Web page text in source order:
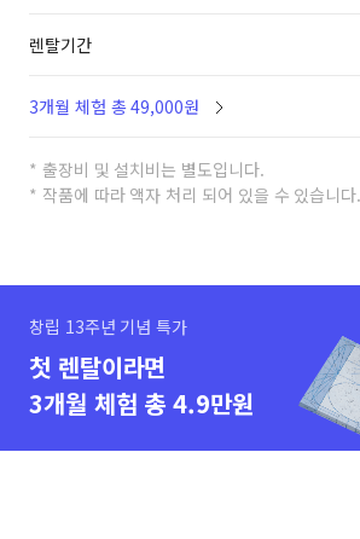
렌탈기간
3개월 체험 총 49,000원
* 출장비 및 설치비는 별도입니다.
* 작품에 따라 액자 처리 되어 있을 수 있습니다.
창립 13주년 기념 특가
첫 렌탈이라면
3개월 체험 총 4.9만원